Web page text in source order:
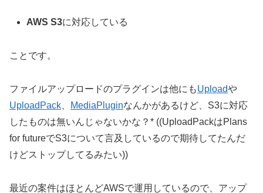
AWS S3に対応している
ことです。
ファイルアップロードのプラグインは他にもUploadや
UploadPack
MediaPluginなんかがあるけど、S3に対応
したものは無いんじゃないかな？* ((UploadPackはPlans
for futureでS3について言及しているので期待してたんだ
けどストップしてるみたい))
最近の案件はほとんどAWSで運用しているので、アップ